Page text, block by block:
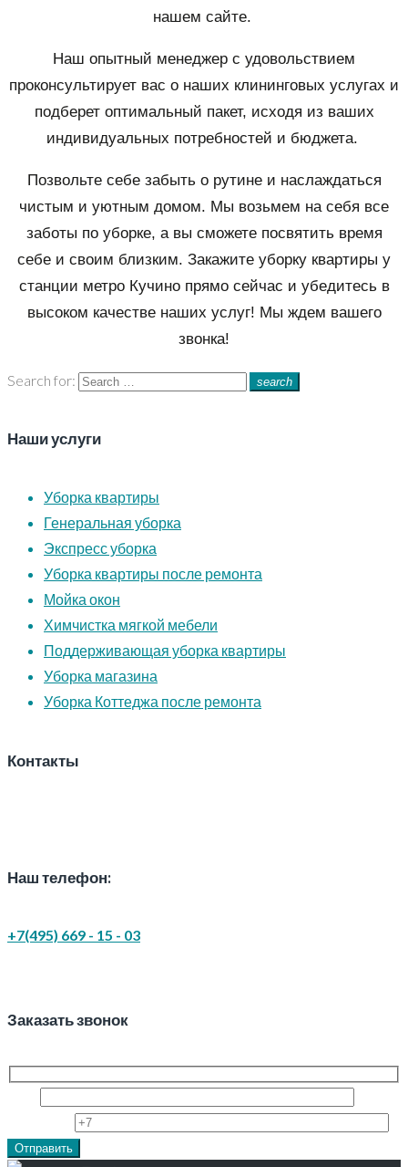
нашем сайте.
Наш опытный менеджер с удовольствием
проконсультирует вас о наших клининговых услугах и
подберет оптимальный пакет, исходя из ваших
индивидуальных потребностей и бюджета.
Позвольте себе забыть о рутине и наслаждаться
чистым и уютным домом. Мы возьмем на себя все
заботы по уборке, а вы сможете посвятить время
себе и своим близким. Закажите уборку квартиры у
станции метро Кучино прямо сейчас и убедитесь в
высоком качестве наших услуг! Мы ждем вашего
звонка!
Search for: search
Наши услуги
Уборка квартиры
Генеральная уборка
Экспресс уборка
Уборка квартиры после ремонта
Мойка окон
Химчистка мягкой мебели
Поддерживающая уборка квартиры
Уборка магазина
Уборка Коттеджа после ремонта
Контакты
Наш телефон:
+7(495) 669 - 15 - 03
Заказать звонок